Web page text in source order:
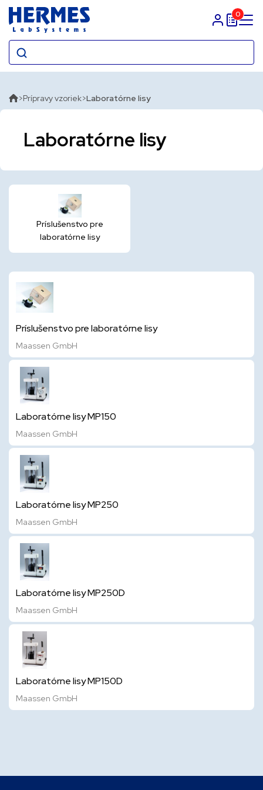
Prihlasit sa
0
Prípravy vzoriek Laboratórne lisy
Laboratórne lisy
Príslušenstvo pre
laboratórne lisy
Príslušenstvo pre laboratórne lisy
Maassen GmbH
Laboratórne lisy MP150
Maassen GmbH
Laboratórne lisy MP250
Maassen GmbH
Laboratórne lisy MP250D
Maassen GmbH
Laboratórne lisy MP150D
Maassen GmbH